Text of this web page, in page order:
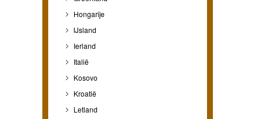
Hongarije
IJsland
Ierland
Italië
Kosovo
Kroatië
Letland